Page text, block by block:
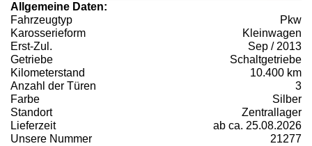
Allgemeine Daten:
Fahrzeugtyp
Pkw
Karosserieform
Kleinwagen
Erst-Zul.
Sep / 2013
Getriebe
Schaltgetriebe
Kilometerstand
10.400 km
Anzahl der Türen
3
Farbe
Silber
Standort
Zentrallager
Lieferzeit
ab ca. 25.08.2026
Unsere Nummer
21277